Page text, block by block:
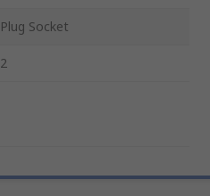
Plug Socket
2